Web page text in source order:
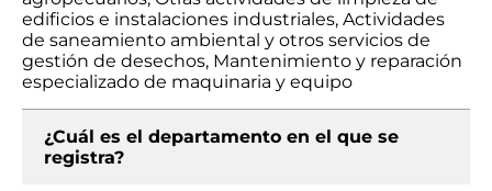
edificios e instalaciones industriales, Actividades
de saneamiento ambiental y otros servicios de
gestión de desechos, Mantenimiento y reparación
especializado de maquinaria y equipo
¿Cuál es el departamento en el que se
registra?